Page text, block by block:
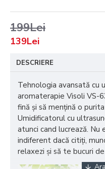
139Lei
199Lei
DESCRIERE
Tehnologia avansată cu
aromaterapie Visoli VS-
fină și să mențină o
Umidificatorul cu
atunci cand lucrează. Nu
indiferent dacă citiți,
relaxezi și să te bucuri